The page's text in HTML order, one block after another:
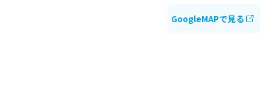
GoogleMAPで見る